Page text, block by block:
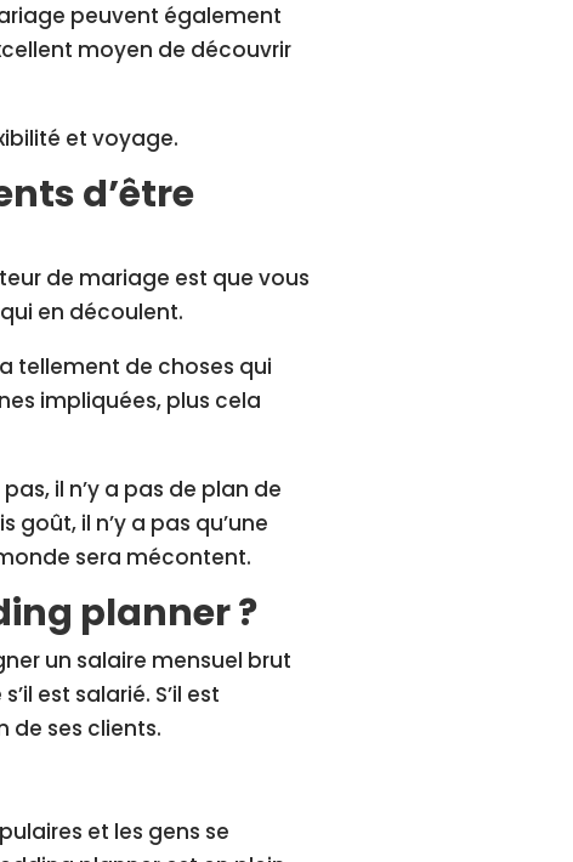
peuvent également
moyen de découvrir
et voyage.
d’être
de mariage est que vous
en découlent.
tellement de choses qui
impliquées, plus cela
il n’y a pas de plan de
goût, il n’y a pas qu’une
sera mécontent.
planner ?
un salaire mensuel brut
est salarié. S’il est
de ses clients.
et les gens se